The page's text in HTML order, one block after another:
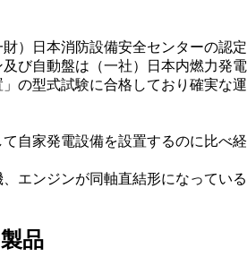
）日本消防設備安全センターの認
及び自動盤は（一社）日本内燃力発
」の型式試験に合格しており確実な
自家発電設備を設置するのに比べ
エンジンが同軸直結形になってい
品